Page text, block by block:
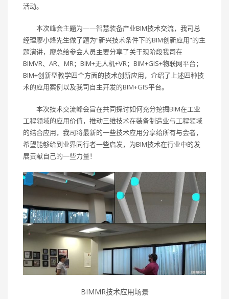
活动。
本次峰会主题为——智慧装备产业BIM技术交流，我司总
经理廖小烽先生做了题为“新兴技术条件下的BIM创新应用”的主
题演讲，廖总给参会人员主要分享了关于现阶段我司在
BIMVR、AR、MR；BIM+无人机+VR；BIM+GIS+物联网平台；
BIM+创新型教学四个方面的技术创新应用，介绍了上述四种技
术的应用案例以及我司自主开发的BIM+GIS平台。
本次技术交流峰会旨在共同探讨如何充分挖掘BIM在工业
工程领域的应用价值，推动三维技术在装备制造业与工程领域
的结合应用，我司将最新的一些技术应用分享给所有与会者，
希望能够给到业界同行者一些启发，为BIM技术在行业中的发
展贡献自己的一些力量！
BIMMR技术应用场景